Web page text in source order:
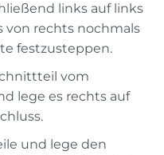
links auf links
von rechts nochmals
festzusteppen.
vom
lege es rechts auf
und lege den